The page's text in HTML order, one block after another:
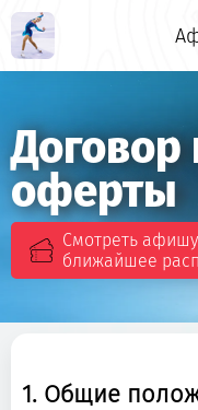
Договор
оферты
Смотреть
ближайшее
1. Общие